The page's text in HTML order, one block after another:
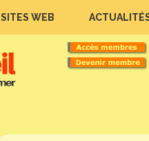
SITES WEB